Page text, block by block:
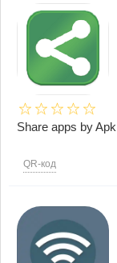
Share apps by
QR-код